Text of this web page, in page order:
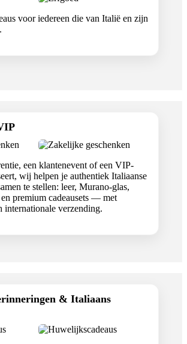
voor iedereen die van Italië en zijn
een klantenevent of een VIP-
wij helpen je authentiek Italiaanse
te stellen: leer, Murano-glas,
premium cadeausets — met
internationale verzending.
& Italiaans